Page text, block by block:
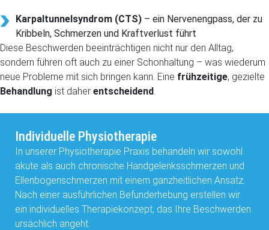
Karpaltunnelsyndrom (CTS) – ein Nervenengpass, der zu
Kribbeln, Schmerzen und Kraftverlust führt
Diese Beschwerden beeinträchtigen nicht nur den Alltag,
sondern führen oft auch zu einer Schonhaltung – was wiederum
neue Probleme mit sich bringen kann. Eine frühzeitige, gezielte
Behandlung ist daher entscheidend.
Individuelle Physiotherapie
In unserer Physiotherapie Praxis behandeln wir sowohl
akute als auch chronische Handgelenksschmerzen und
Ellenbogenschmerzen mit einem ganzheitlichen Ansatz.
Nach einer ausführlichen Befunderhebung erstellen wir
ein individuelles Therapiekonzept, das Ihre Beschwerden
ursächlich angeht.